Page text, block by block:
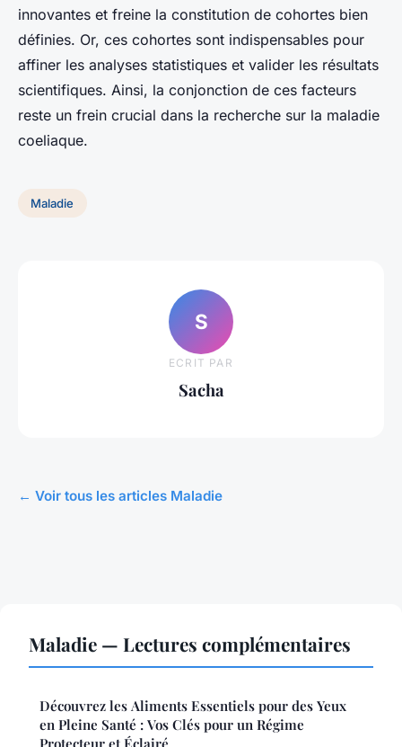
innovantes et freine la constitution de cohortes bien
définies. Or, ces cohortes sont indispensables pour
affiner les analyses statistiques et valider les résultats
scientifiques. Ainsi, la conjonction de ces facteurs
reste un frein crucial dans la recherche sur la maladie
coeliaque.
Maladie
S
ECRIT PAR
Sacha
← Voir tous les articles Maladie
Maladie — Lectures complémentaires
Découvrez les Aliments Essentiels pour des Yeux
en Pleine Santé : Vos Clés pour un Régime